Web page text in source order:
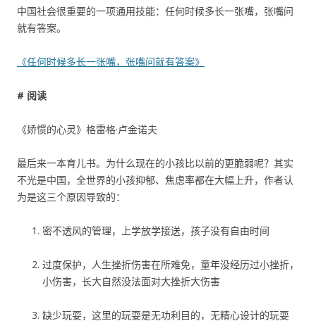
中国社会很重要的一项通用技能：任何时候多长一张嘴，张嘴问
就有答案。
《任何时候多长一张嘴，张嘴问就有答案》
# 阅读
《娇惯的心灵》格雷格·卢金诺夫
最后来一本育儿书。为什么现在的小孩比以前的更脆弱呢？其实
不光是中国，全世界的小孩抑郁、焦虑率都在大幅上升，作者认
为是这三个原因导致的：
密不透风的管理，上学放学接送，孩子没有自由时间
过度保护，人生挫折伤害在所难免，童年没经历过小挫折，
小伤害，长大自然没法面对大挫折大伤害
缺少玩耍，这里的玩耍是无功利目的，无精心设计的玩耍